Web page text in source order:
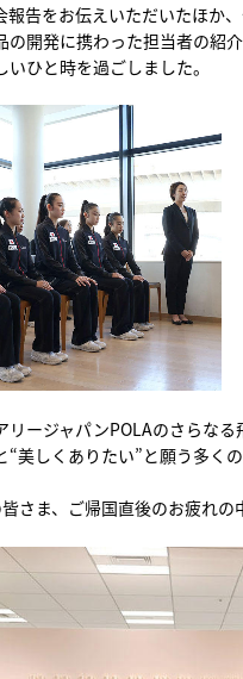
報告をお伝えいただいたほか
の開発に携わった担当者の紹
ひと時を過ごしました。
リージャパンPOLAのさらな
美しくありたい”と願う多く
さま、ご帰国直後のお疲れ